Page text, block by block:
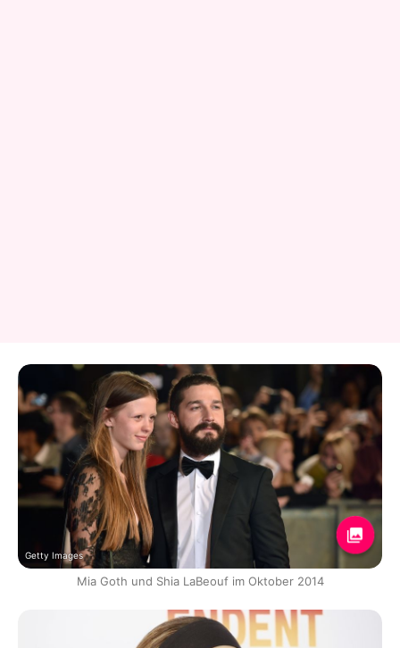
Getty Images
Mia Goth und Shia LaBeouf im Oktober 2014